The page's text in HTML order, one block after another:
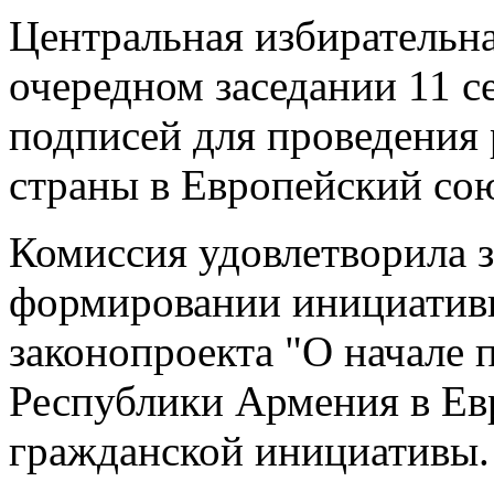
Центральная
очередном заседании 11
подписей для
страны в Европейский
Комиссия удовлетворила
формировании
законопроекта "О начале
Республики Армения в
гражданской инициативы.